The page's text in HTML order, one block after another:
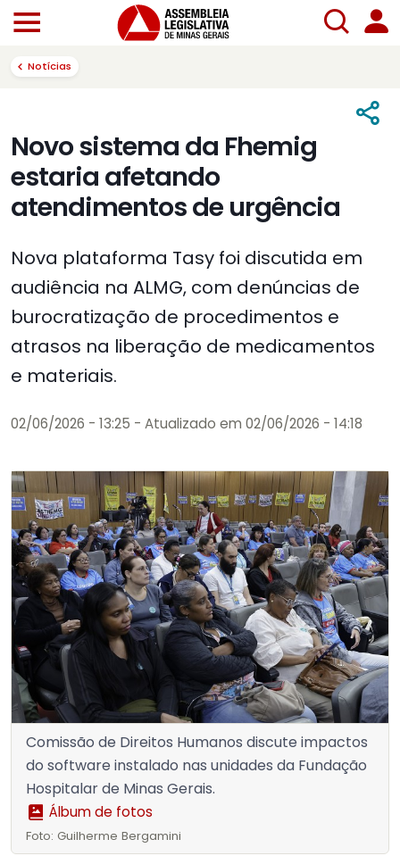
Notícias
Novo sistema da Fhemig
estaria afetando
atendimentos de urgência
Nova plataforma Tasy foi discutida em
audiência na ALMG, com denúncias de
burocratização de procedimentos e
atrasos na liberação de medicamentos
e materiais.
02/06/2026 - 13:25 - Atualizado em 02/06/2026 - 14:18
Comissão de Direitos Humanos discute impactos
do software instalado nas unidades da Fundação
Hospitalar de Minas Gerais.
Álbum de fotos
Foto: Guilherme Bergamini